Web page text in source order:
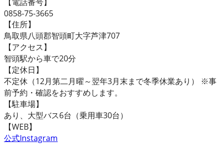
0858-75-3665
【住所】
鳥取県八頭郡智頭町大字芦津707
【アクセス】
智頭駅から車で20分
【定休日】
不定休（12月第二月曜～翌年3月末まで冬季休業あり） ※事
前予約・確認をおすすめします。
【駐車場】
あり、大型バス6台（乗用車30台）
【WEB】
公式Instagram